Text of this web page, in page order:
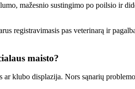
mažesnio sustingimo po poilsio ir
registravimasis pas veterinarą ir
maisto?
klubo displazija. Nors sąnarių